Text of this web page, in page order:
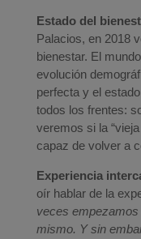
Estado del
Palacios, en 2018
bienestar. El
evolución
perfecta y el
todos los frentes:
veremos si la
capaz de volver a
Experiencia
oír hablar de la
veces
mismo. Y sin